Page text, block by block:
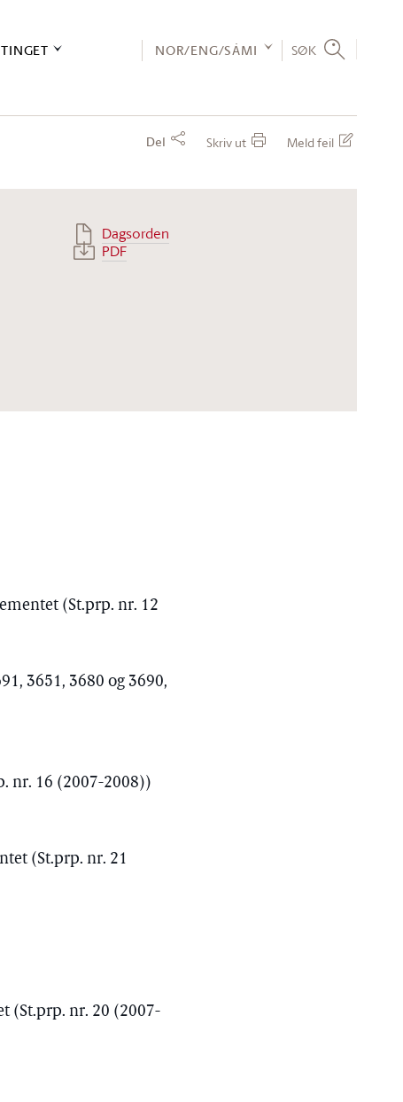
NOR/ENG/SÁMI SØK
Del Skriv ut Meld feil
Dagsorden
PDF
(St.prp. nr. 12
3651, 3680 og 3690,
nr. 16 (2007-2008))
(St.prp. nr. 21
(St.prp. nr. 20 (2007-